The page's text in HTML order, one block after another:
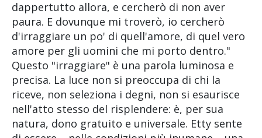
dappertutto allora, e cercherò di non aver
paura. E dovunque mi troverò, io cercherò
d'irraggiare un po' di quell'amore, di quel vero
amore per gli uomini che mi porto dentro."
Questo "irraggiare" è una parola luminosa e
precisa. La luce non si preoccupa di chi la
riceve, non seleziona i degni, non si esaurisce
nell'atto stesso del risplendere: è, per sua
natura, dono gratuito e universale. Etty sente